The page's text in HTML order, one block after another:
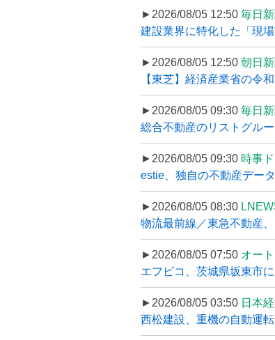
►2026/08/05 12:50 毎日
建設業界に特化した「現
►2026/08/05 12:50 朝日
【東芝】経済産業省の令
►2026/08/05 09:30 毎日
総合不動産のリストグル
►2026/08/05 09:30 時事
estie、独自の不動産デー
►2026/08/05 08:30
物流最前線／東急不動産
►2026/08/05 07:50 オー
エフピコ、茨城県坂東市
►2026/08/05 03:50 日本
西松建設、重機の自動運